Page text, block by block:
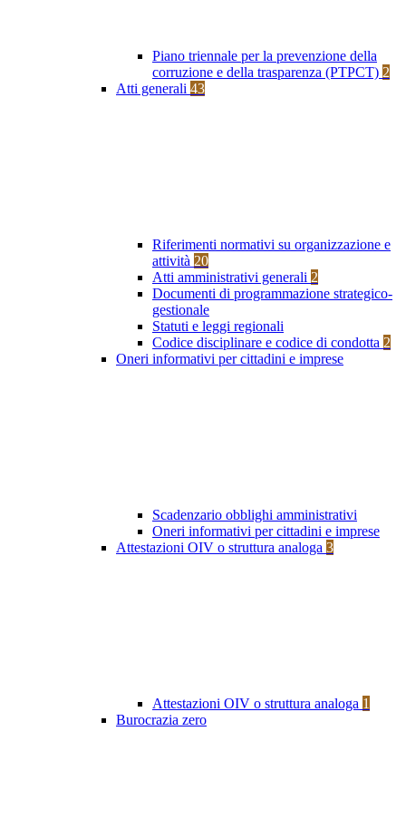
Piano triennale per la prevenzione della
corruzione e della trasparenza (PTPCT) 2
Atti generali 43
Riferimenti normativi su organizzazione e
attività 20
Atti amministrativi generali 2
Documenti di programmazione strategico-
gestionale
Statuti e leggi regionali
Codice disciplinare e codice di condotta 2
Oneri informativi per cittadini e imprese
Scadenzario obblighi amministrativi
Oneri informativi per cittadini e imprese
Attestazioni OIV o struttura analoga 3
Attestazioni OIV o struttura analoga 1
Burocrazia zero